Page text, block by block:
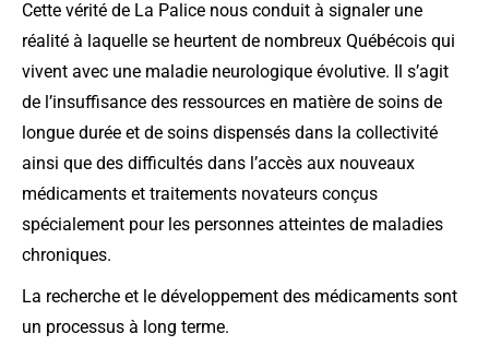
Cette vérité de La Palice nous conduit à signaler une
réalité à laquelle se heurtent de nombreux Québécois qui
vivent avec une maladie neurologique évolutive. Il s’agit
de l’insuffisance des ressources en matière de soins de
longue durée et de soins dispensés dans la collectivité
ainsi que des difficultés dans l’accès aux nouveaux
médicaments et traitements novateurs conçus
spécialement pour les personnes atteintes de maladies
chroniques.
La recherche et le développement des médicaments sont
un processus à long terme.